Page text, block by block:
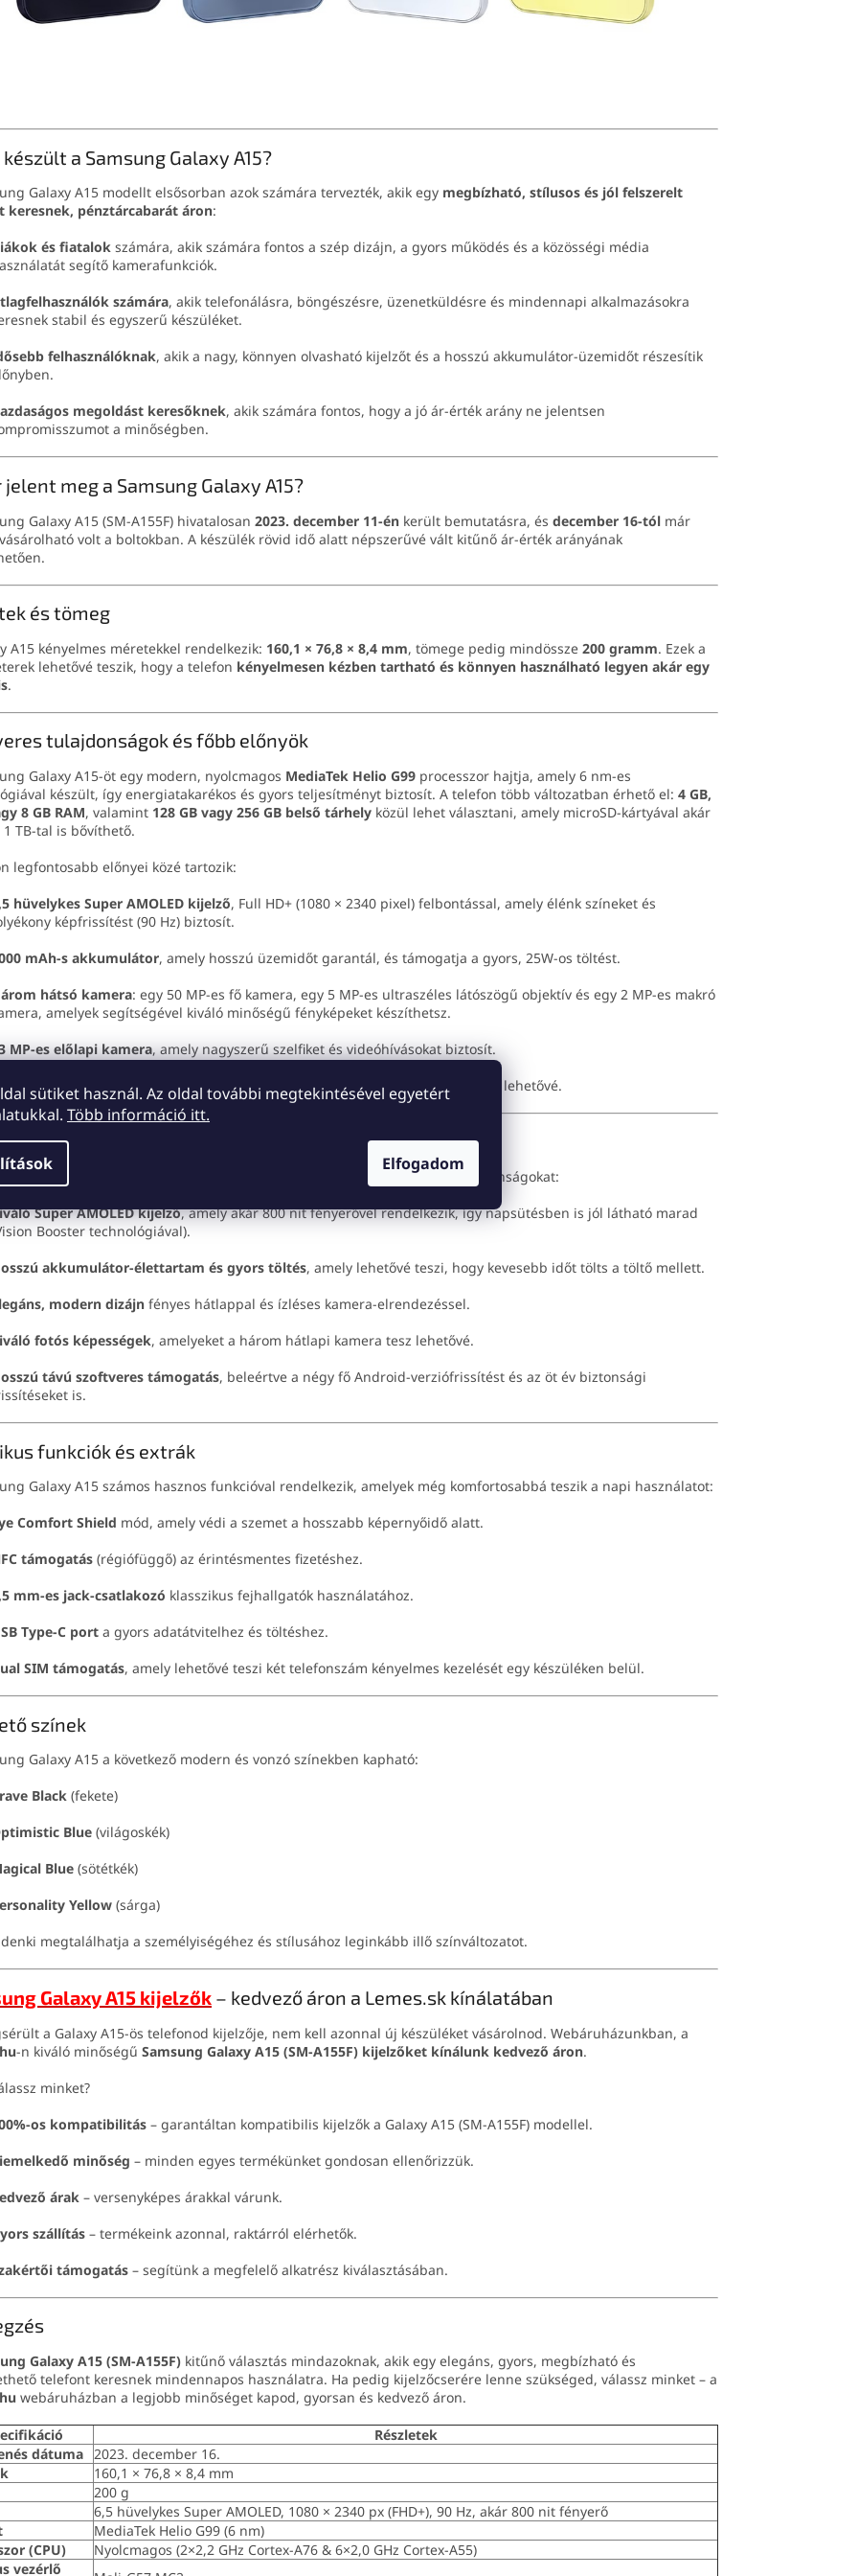
sütiket használ. Az oldal további megtekintésével egyetért
Több információ itt.
Elfogadom
a Samsung Galaxy A15?
Galaxy A15 modellt elsősorban azok számára tervezték, akik egy megbízható, stílusos és jól felszerelt
keresnek, pénztárcabarát áron:
és fiatalok számára, akik számára fontos a szép dizájn, a gyors működés és a közösségi média
segítő kamerafunkciók.
számára, akik telefonálásra, böngészésre, üzenetküldésre és mindennapi alkalmazásokra
stabil és egyszerű készüléket.
felhasználóknak, akik a nagy, könnyen olvasható kijelzőt és a hosszú akkumulátor-üzemidőt részesítik
megoldást keresőknek, akik számára fontos, hogy a jó ár-érték arány ne jelentsen
a minőségben.
meg a Samsung Galaxy A15?
Galaxy A15 (SM-A155F) hivatalosan 2023. december 11-én került bemutatásra, és december 16-tól már
volt a boltokban. A készülék rövid idő alatt népszerűvé vált kitűnő ár-érték arányának
és tömeg
A15 kényelmes méretekkel rendelkezik: 160,1 × 76,8 × 8,4 mm, tömege pedig mindössze 200 gramm. Ezek a
lehetővé teszik, hogy a telefon kényelmesen kézben tartható és könnyen használható legyen akár egy
.
tulajdonságok és főbb előnyök
Galaxy A15-öt egy modern, nyolcmagos MediaTek Helio G99 processzor hajtja, amely 6 nm-es
készült, így energiatakarékos és gyors teljesítményt biztosít. A telefon több változatban érhető el: 4 GB,
8 GB RAM, valamint 128 GB vagy 256 GB belső tárhely közül lehet választani, amely microSD-kártyával akár
TB-tal is bővíthető.
legfontosabb előnyei közé tartozik:
hüvelykes Super AMOLED kijelző, Full HD+ (1080 × 2340 pixel) felbontással, amely élénk színeket és
képfrissítést (90 Hz) biztosít.
mAh-s akkumulátor, amely hosszú üzemidőt garantál, és támogatja a gyors, 25W-os töltést.
hátsó kamera: egy 50 MP-es fő kamera, egy 5 MP-es ultraszéles látószögű objektív és egy 2 MP-es makró
amelyek segítségével kiváló minőségű fényképeket készíthetsz.
MP-es előlapi kamera, amely nagyszerű szelfiket és videóhívásokat biztosít.
Oldalsó ujjlenyomat-olvasó
, amely gyors és biztonságos készülékfeloldást tesz lehetővé.
a Samsung Galaxy A15 bemutatásakor
A15 bemutatásakor a Samsung különösen hangsúlyozta a következő tulajdonságokat:
Super AMOLED kijelző, amely akár 800 nit fényerővel rendelkezik, így napsütésben is jól látható marad
Booster technológiával).
akkumulátor-élettartam és gyors töltés, amely lehetővé teszi, hogy kevesebb időt tölts a töltő mellett.
modern dizájn fényes hátlappal és ízléses kamera-elrendezéssel.
fotós képességek, amelyeket a három hátlapi kamera tesz lehetővé.
távú szoftveres támogatás, beleértve a négy fő Android-verziófrissítést és az öt év biztonsági
is.
funkciók és extrák
Galaxy A15 számos hasznos funkcióval rendelkezik, amelyek még komfortosabbá teszik a napi használatot:
Comfort Shield mód, amely védi a szemet a hosszabb képernyőidő alatt.
támogatás (régiófüggő) az érintésmentes fizetéshez.
mm-es jack-csatlakozó klasszikus fejhallgatók használatához.
Type-C port a gyors adatátvitelhez és töltéshez.
SIM támogatás, amely lehetővé teszi két telefonszám kényelmes kezelését egy készüléken belül.
színek
Galaxy A15 a következő modern és vonzó színekben kapható:
Black (fekete)
Blue (világoskék)
Blue (sötétkék)
Yellow (sárga)
megtalálhatja a személyiségéhez és stílusához leginkább illő színváltozatot.
Galaxy A15 kijelzők – kedvező áron a Lemes.sk kínálatában
a Galaxy A15-ös telefonod kijelzője, nem kell azonnal új készüléket vásárolnod. Webáruházunkban, a
-n kiváló minőségű Samsung Galaxy A15 (SM-A155F) kijelzőket kínálunk kedvező áron.
minket?
os kompatibilitás – garantáltan kompatibilis kijelzők a Galaxy A15 (SM-A155F) modellel.
minőség – minden egyes termékünket gondosan ellenőrizzük.
árak – versenyképes árakkal várunk.
szállítás – termékeink azonnal, raktárról elérhetők.
támogatás – segítünk a megfelelő alkatrész kiválasztásában.
Galaxy A15 (SM-A155F) kitűnő választás mindazoknak, akik egy elegáns, gyors, megbízható és
telefont keresnek mindennapos használatra. Ha pedig kijelzőcserére lenne szükséged, válassz minket – a
webáruházban a legjobb minőséget kapod, gyorsan és kedvező áron.
Részletek
dátuma 2023. december 16.
160,1 × 76,8 × 8,4 mm
200 g
6,5 hüvelykes Super AMOLED, 1080 × 2340 px (FHD+), 90 Hz, akár 800 nit fényerő
MediaTek Helio G99 (6 nm)
(CPU)
Nyolcmagos (2×2,2 GHz Cortex-A76 & 6×2,0 GHz Cortex-A55)
vezérlő